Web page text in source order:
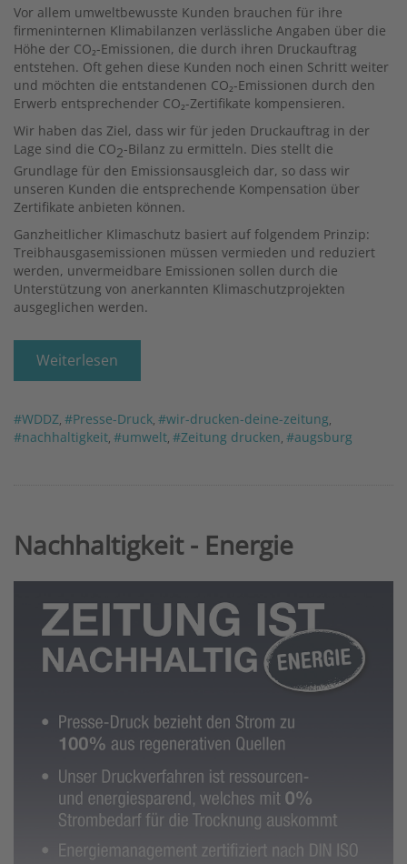
Vor allem umweltbewusste Kunden brauchen für ihre
firmeninternen Klimabilanzen verlässliche Angaben über die
Höhe der CO₂-Emissionen, die durch ihren Druckauftrag
entstehen. Oft gehen diese Kunden noch einen Schritt weiter
und möchten die entstandenen CO₂-Emissionen durch den
Erwerb entsprechender CO₂-Zertifikate kompensieren.
Wir haben das Ziel, dass wir für jeden Druckauftrag in der
Lage sind die CO2-Bilanz zu ermitteln. Dies stellt die
Grundlage für den Emissionsausgleich dar, so dass wir
unseren Kunden die entsprechende Kompensation über
Zertifikate anbieten können.
Ganzheitlicher Klimaschutz basiert auf folgendem Prinzip:
Treibhausgasemissionen müssen vermieden und reduziert
werden, unvermeidbare Emissionen sollen durch die
Unterstützung von anerkannten Klimaschutzprojekten
ausgeglichen werden.
Weiterlesen
#WDDZ, #Presse-Druck, #wir-drucken-deine-zeitung,
#nachhaltigkeit, #umwelt, #Zeitung drucken, #augsburg
Nachhaltigkeit - Energie